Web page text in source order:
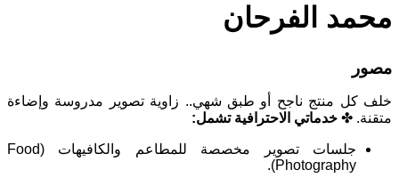
محمد الفرحان
مصور
خلف كل منتج ناجح أو طبق شهي.. زاوية تصوير مدروسة وإضاءة
متقنة. ✤ خدماتي الاحترافية تشمل:
جلسات تصوير مخصصة للمطاعم والكافيهات (Food
Photography).